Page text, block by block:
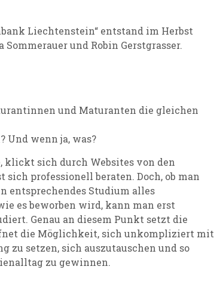
Liechtenstein“ entstand im Herbst
und Robin Gerstgrasser.
und Maturanten die gleichen
Und wenn ja, was?
klickt sich durch Websites von den
professionell beraten. Doch, ob man
entsprechendes Studium alles
es beworben wird, kann man erst
Genau an diesem Punkt setzt die
die Möglichkeit, sich unkompliziert mit
zu setzen, sich auszutauschen und so
zu gewinnen.